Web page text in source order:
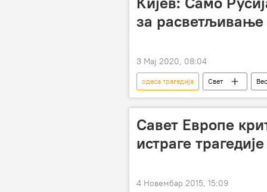
за расветљивање
3 Мај 2020, 08:04
одеса трагедија Свет
Савет Европе
истраге
4 Новембар 2015, 15:09